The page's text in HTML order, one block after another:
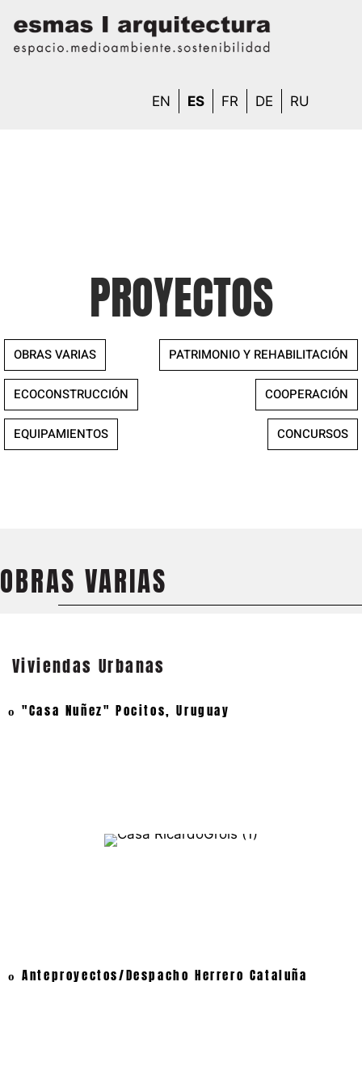
EN FR DE RU
ES
PROYECTOS
OBRAS VARIAS PATRIMONIO Y REHABILITACIÓN
ECOCONSTRUCCIÓN COOPERACIÓN
EQUIPAMIENTOS CONCURSOS
OBRAS VARIAS
Viviendas Urbanas
o "Casa Nuñez" Pocitos, Uruguay
o Anteproyectos/Despacho Herrero Cataluña